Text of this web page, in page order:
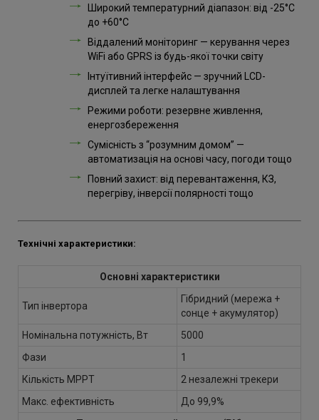
Широкий температурний діапазон: від -25°C
до +60°C
Віддалений моніторинг — керування через
WiFi або GPRS із будь-якої точки світу
Інтуїтивний інтерфейс — зручний LCD-
дисплей та легке налаштування
Режими роботи: резервне живлення,
енергозбереження
Сумісність з “розумним домом” —
автоматизація на основі часу, погоди тощо
Повний захист: від перевантаження, КЗ,
перегріву, інверсії полярності тощо
Технічні характеристики:
Основні характеристики
Тип інвертора
Гібридний (мережа +
сонце + акумулятор)
Номінальна потужність, Вт
5000
Фази
1
Кількість MPPT
2 незалежні трекери
Макс. ефективність
До 99,9%